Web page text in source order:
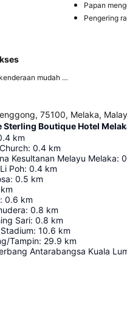
Papan
Pengering
Tempat letak kenderaan mudah diakses
75100, Melaka,
Sterling Boutique Hotel
km
: 0.4 km
Kesultanan Melayu Melaka:
Poh: 0.4 km
: 0.5 km
km
: 0.6 km
: 0.8 km
Sari: 0.8 km
: 10.6 km
Tampin: 29.9 km
Antarabangsa Kuala